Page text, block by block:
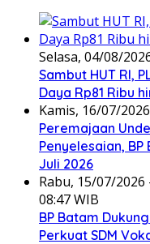
Selasa, 04/08/
Sambut HUT RI,
Daya Rp81 Ribu
Kamis, 16/07/
Peremajaan
Penyelesaian,
Juli 2026
Rabu, 15/07/2026
08:47 WIB
BP Batam
Perkuat SDM